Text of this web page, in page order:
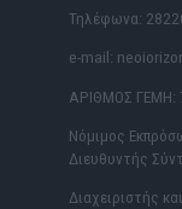
Τηλέφωνα:
e-mail:
ΑΡΙΘΜΟΣ ΓΕΜΗ:
Νόμιμος
Διευθυντής
Διαχειριστής